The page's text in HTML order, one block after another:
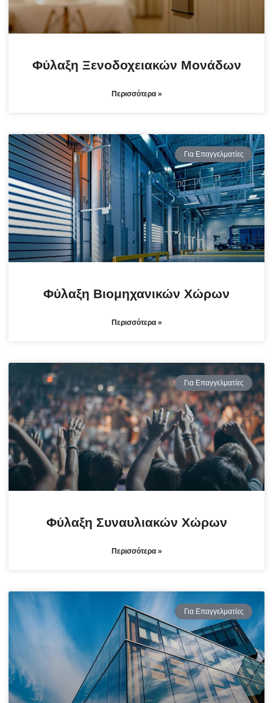
Φύλαξη Ξενοδοχειακών Μονάδων
Περισσότερα »
Για Επαγγελματίες
Φύλαξη Βιομηχανικών Χώρων
Περισσότερα »
Για Επαγγελματίες
Φύλαξη Συναυλιακών Χώρων
Περισσότερα »
Για Επαγγελματίες